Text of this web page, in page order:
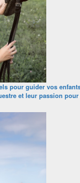
pour guider vos
et leur passion